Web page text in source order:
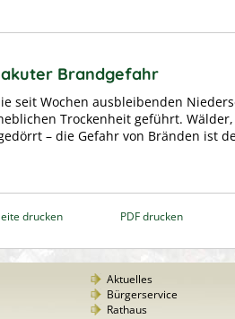
Brandgefahr
seit Wochen ausbleibenden
Trockenheit geführt.
– die Gefahr von Bränden ist
drucken PDF drucken
Aktuelles
Bürgerservice
Rathaus